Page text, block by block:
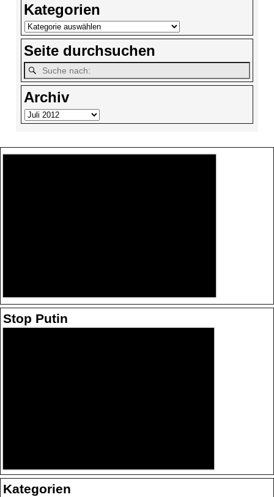
Kategorien
Seite durchsuchen
Archiv
Stop Putin
Kategorien